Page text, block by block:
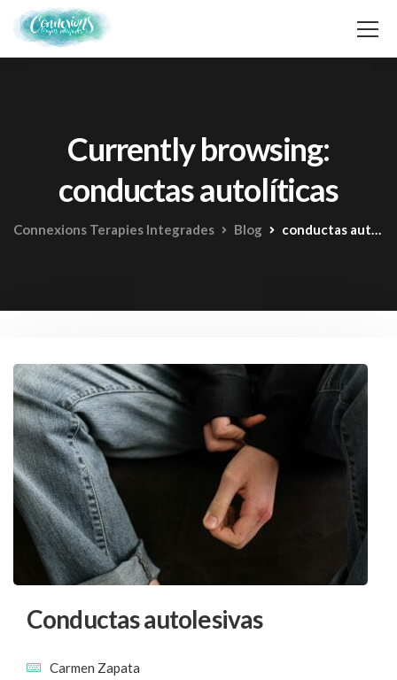
Currently browsing:
conductas autolíticas
Connexions Terapies Integrades Blog conductas autolíticas
Conductas autolesivas
Carmen Zapata